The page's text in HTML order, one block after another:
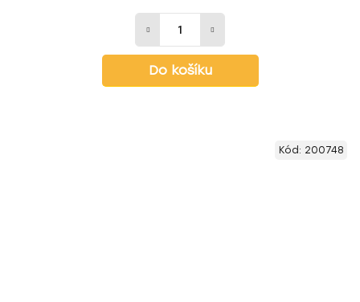
Do košíku
Kód: 200748